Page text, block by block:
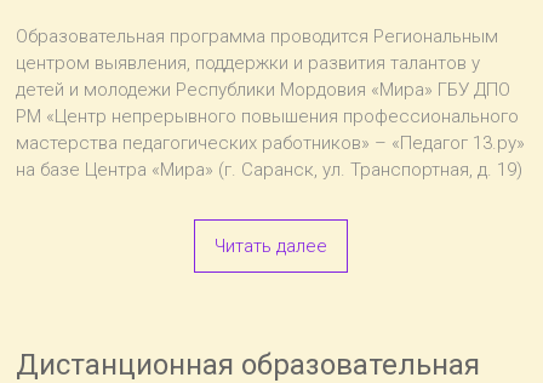
Образовательная программа проводится Региональным
центром выявления, поддержки и развития талантов у
детей и молодежи Республики Мордовия «Мира» ГБУ ДПО
РМ «Центр непрерывного повышения профессионального
мастерства педагогических работников» – «Педагог 13.ру»
на базе Центра «Мира» (г. Саранск, ул. Транспортная, д. 19)
Читать далее
Дистанционная образовательная